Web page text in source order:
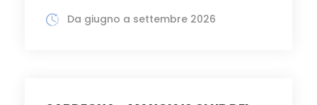
Da giugno a settembre 2026